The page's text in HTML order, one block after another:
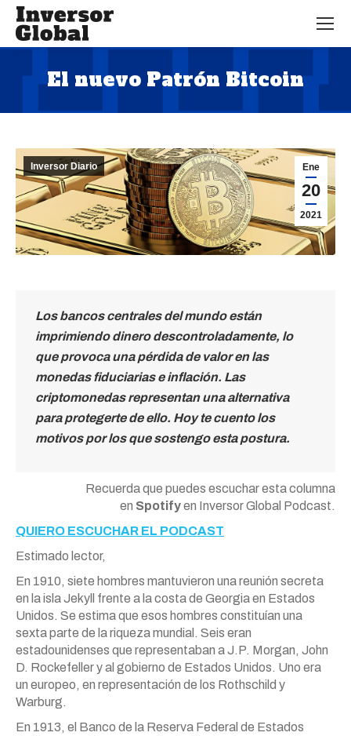
El nuevo Patrón Bitcoin
Ene
20
2021
Inversor Diario
Los bancos centrales del mundo están
imprimiendo dinero descontroladamente, lo
que provoca una pérdida de valor en las
monedas fiduciarias e inflación. Las
criptomonedas representan una alternativa
para protegerte de ello. Hoy te cuento los
motivos por los que sostengo esta postura.
Recuerda que puedes escuchar esta columna
en Spotifyen Inversor Global Podcast.
QUIERO ESCUCHAR EL PODCAST
Estimado lector,
En 1910, siete hombres mantuvieron una reunión secreta
en la isla Jekyll frente a la costa de Georgia en Estados
Unidos. Se estima que esos hombres constituían una
sexta parte de la riqueza mundial. Seis eran
estadounidenses que representaban a J.P. Morgan, John
D. Rockefeller y al gobierno de Estados Unidos. Uno era
un europeo, en representación de los Rothschild y
Warburg.
En 1913, el Banco de la Reserva Federal de Estados